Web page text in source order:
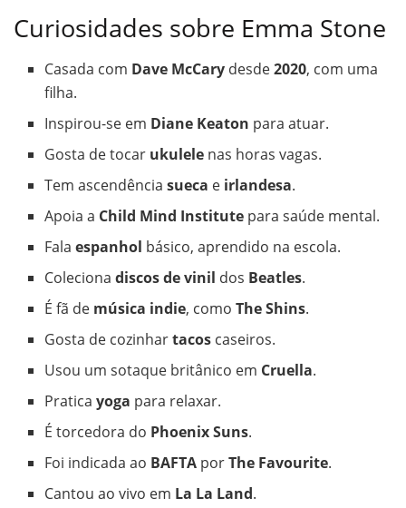
Curiosidades sobre Emma Stone
Casada com Dave McCary desde2020, com uma
filha.
Inspirou-se em Diane Keaton para atuar.
Gosta de tocar ukulele nas horas vagas.
Tem ascendênciasueca e irlandesa.
Apoia a Child Mind Institute para saúde mental.
Falaespanhol básico, aprendido na escola.
Colecionadiscos de vinil dos Beatles.
É fã de música indie, comoThe Shins.
Gosta de cozinhartacos caseiros.
Usou um sotaque britânico em Cruella.
Praticayoga para relaxar.
É torcedora do Phoenix Suns.
Foi indicada ao BAFTA porThe Favourite.
Cantou ao vivo em La La Land.